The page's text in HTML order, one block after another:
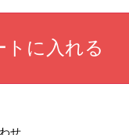
トに入れる
せ